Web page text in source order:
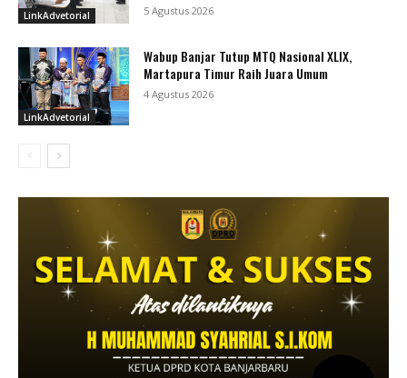
LinkAdvetorial 5 Agustus 2026
LinkAdvetorial
Wabup Banjar Tutup MTQ Nasional XLIX,
Martapura Timur Raih Juara Umum
4 Agustus 2026